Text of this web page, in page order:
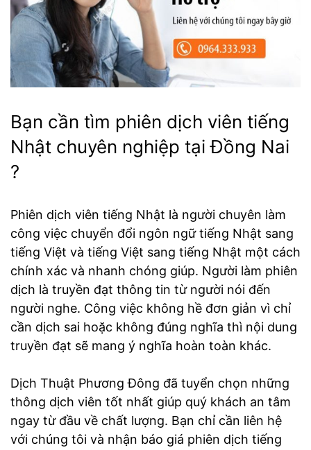
Bạn cần tìm phiên dịch viên tiếng
Nhật chuyên nghiệp tại Đồng Nai
?
Phiên dịch viên tiếng Nhật là người chuyên làm
công việc chuyển đổi ngôn ngữ tiếng Nhật sang
tiếng Việt và tiếng Việt sang tiếng Nhật một cách
chính xác và nhanh chóng giúp. Người làm phiên
dịch là truyền đạt thông tin từ người nói đến
người nghe. Công việc không hề đơn giản vì chỉ
cần dịch sai hoặc không đúng nghĩa thì nội dung
truyền đạt sẽ mang ý nghĩa hoàn toàn khác.
Dịch Thuật Phương Đông đã tuyển chọn những
thông dịch viên tốt nhất giúp quý khách an tâm
ngay từ đầu về chất lượng. Bạn chỉ cần liên hệ
với chúng tôi và nhận báo giá phiên dịch tiếng